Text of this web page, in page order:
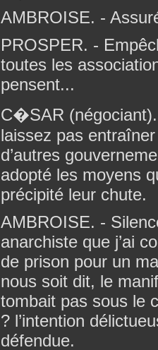
AMBROISE. -
PROSPER. -
toutes les
pensent...
C�SAR
laissez pas
d’autres
adopté les moyens
précipité leur chute.
AMBROISE. -
anarchiste que j’ai
de prison pour un
nous soit dit, le
tombait pas sous le
? l’intention
défendue.